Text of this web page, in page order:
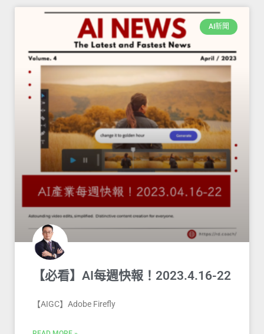
AI新聞
【必看】AI每週快報！2023.4.16-22
【AIGC】Adobe Firefly